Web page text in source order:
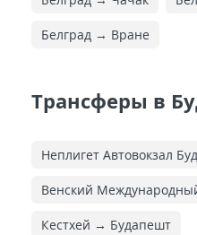
Белград → Вране
Трансферы в
Неплигет Автовокзал
Венский
Кестхей → Будапешт